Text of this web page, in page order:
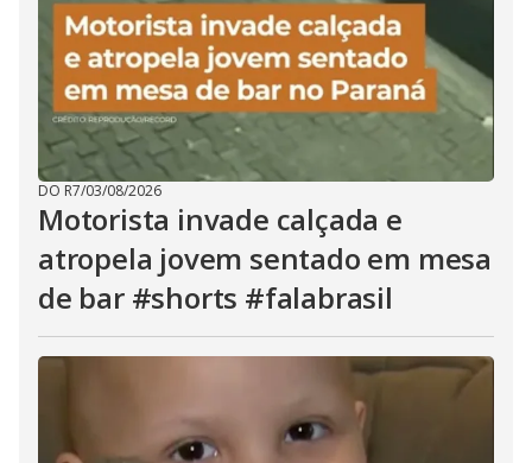
DO R7/03/08/2026
Motorista invade calçada e
atropela jovem sentado em mesa
de bar #shorts #falabrasil